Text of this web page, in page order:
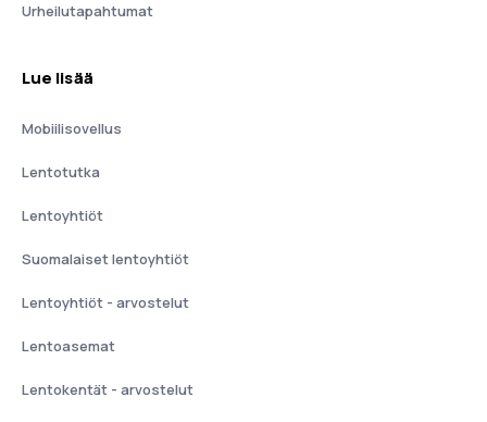
Urheilutapahtumat
Lue lisää
Mobiilisovellus
Lentotutka
Lentoyhtiöt
Suomalaiset lentoyhtiöt
Lentoyhtiöt - arvostelut
Lentoasemat
Lentokentät - arvostelut